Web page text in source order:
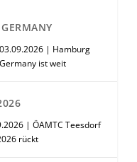
| Hamburg
ist weit
| ÖAMTC Teesdorf
rückt